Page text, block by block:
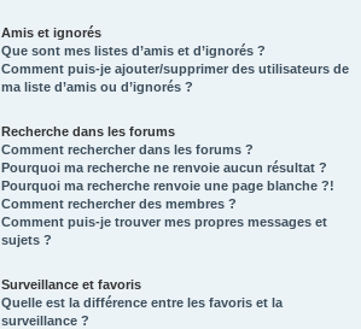
Amis et ignorés
Que sont mes listes d’amis et d’ignorés ?
Comment puis-je ajouter/supprimer des utilisateurs de
ma liste d’amis ou d’ignorés ?
Recherche dans les forums
Comment rechercher dans les forums ?
Pourquoi ma recherche ne renvoie aucun résultat ?
Pourquoi ma recherche renvoie une page blanche ?!
Comment rechercher des membres ?
Comment puis-je trouver mes propres messages et
sujets ?
Surveillance et favoris
Quelle est la différence entre les favoris et la
surveillance ?